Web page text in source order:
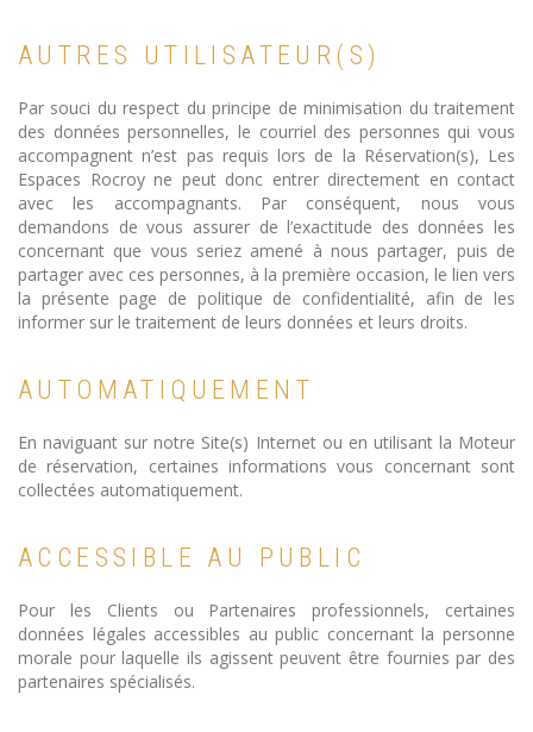
AUTRES UTILISATEUR(S)
Par souci du respect du principe de minimisation du traitement
des données personnelles, le courriel des personnes qui vous
accompagnent n’est pas requis lors de la Réservation(s), Les
Espaces Rocroy ne peut donc entrer directement en contact
avec les accompagnants. Par conséquent, nous vous
demandons de vous assurer de l’exactitude des données les
concernant que vous seriez amené à nous partager, puis de
partager avec ces personnes, à la première occasion, le lien vers
la présente page de politique de confidentialité, afin de les
informer sur le traitement de leurs données et leurs droits.
AUTOMATIQUEMENT
En naviguant sur notre Site(s) Internet ou en utilisant la Moteur
de réservation, certaines informations vous concernant sont
collectées automatiquement.
ACCESSIBLE AU PUBLIC
Pour les Clients ou Partenaires professionnels, certaines
données légales accessibles au public concernant la personne
morale pour laquelle ils agissent peuvent être fournies par des
partenaires spécialisés.